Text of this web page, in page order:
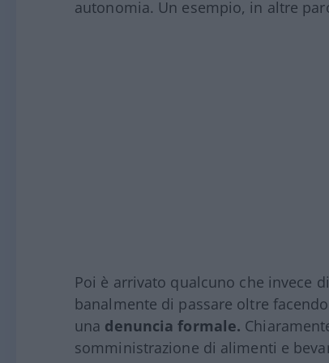
autonomia. Un esempio, in altre
Poi è arrivato qualcuno che invece
banalmente di passare oltre
una denuncia formale.
somministrazione di alimenti e